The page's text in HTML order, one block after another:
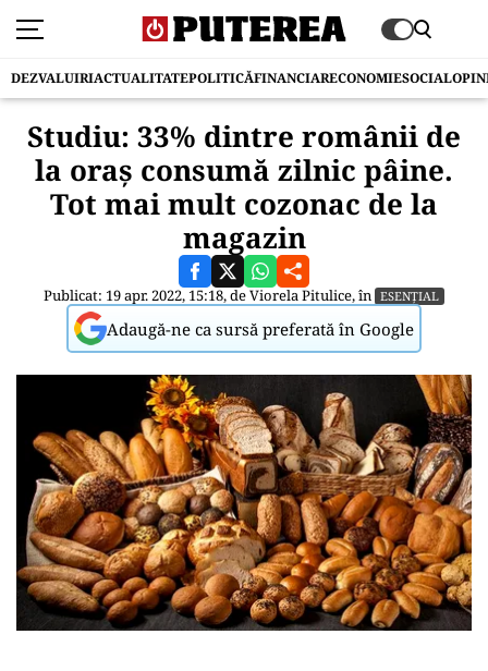
DEZVALUIRIACTUALITATEPOLITICĂFINANCIARECONOMIESOCIAL
Studiu: 33% dintre românii de
la oraş consumă zilnic pâine.
Tot mai mult cozonac de la
magazin
Publicat: 19 apr. 2022, 15:18, deViorela Pitulice, în ESENȚIAL
Adaugă-ne ca sursă preferată în Google